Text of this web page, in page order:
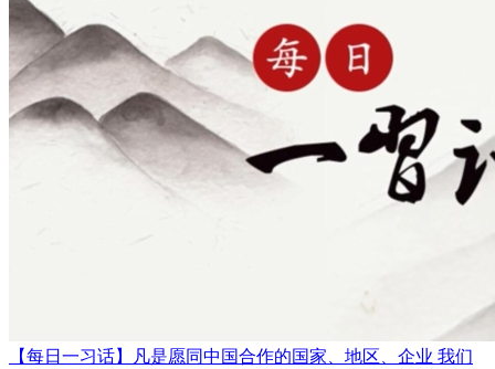
【每日一习话】凡是愿同中国合作的国家、地区、企业 我们